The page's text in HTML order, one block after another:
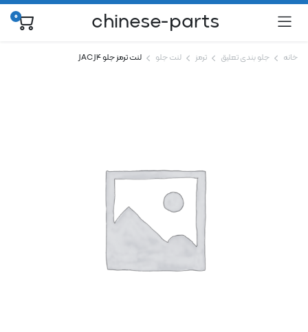
chinese-parts
0
خانه جلو بندی تعلیق ترمز لنت جلو لنت ترمز جلو JAC J4